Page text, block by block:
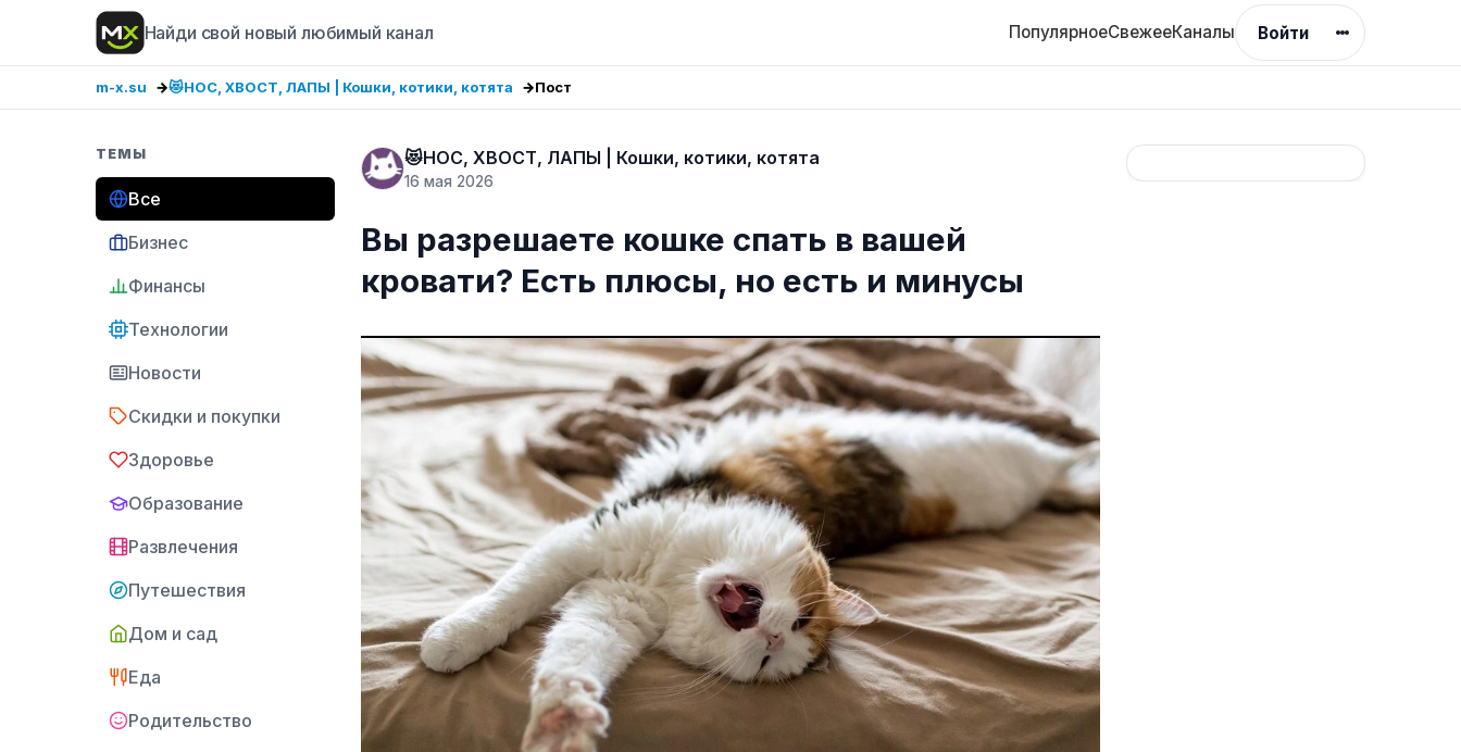
Найди свой новый любимый канал ПопулярноеСвежееКаналы Войти
m-x.su 😻НОС, ХВОСТ, ЛАПЫ | Кошки, котики, котята Пост
ТЕМЫ
Все
Бизнес
Финансы
Технологии
Новости
Скидки и покупки
Здоровье
Образование
Развлечения
Путешествия
Дом и сад
Еда
Родительство
😻НОС, ХВОСТ, ЛАПЫ | Кошки, котики, котята
16 мая 2026
Вы разрешаете кошке спать в вашей
кровати? Есть плюсы, но есть и минусы